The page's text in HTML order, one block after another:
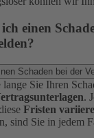
einen
Schaden bei der
Sie Ihren
.
Fristen
sind Sie in jedem